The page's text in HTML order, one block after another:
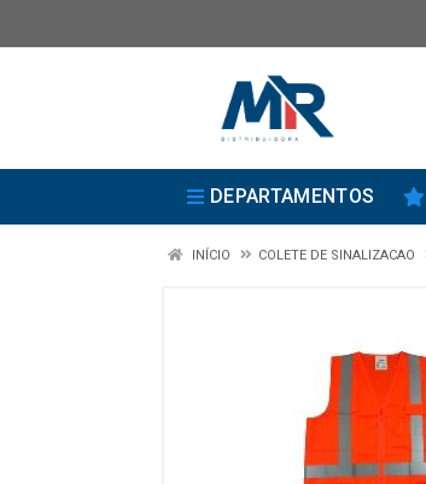
DEPARTAMENTOS
INÍCIO COLETE DE SINALIZACAO